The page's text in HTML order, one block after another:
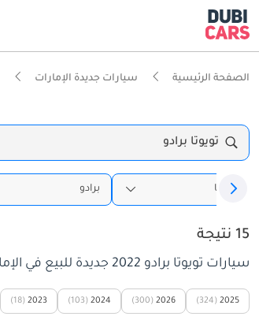
الصفحة الرئيسية سيارات جديدة الإمارات
تويوتا برادو
تويوتا برادو
15 نتيجة
سيارات تويوتا برادو 2022 جديدة للبيع في الإمارات
2025
(324)
2026
(300)
2024
(103)
2023
(18)